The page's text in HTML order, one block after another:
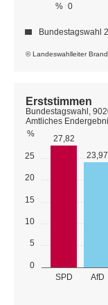
0
%
© Landeswahlleiter
Bundestagswahl
0
5
10
15
20
25
%
SPD AfD
27,82
23,97
Erststimmen
Bundestagswahl,
Amtliches